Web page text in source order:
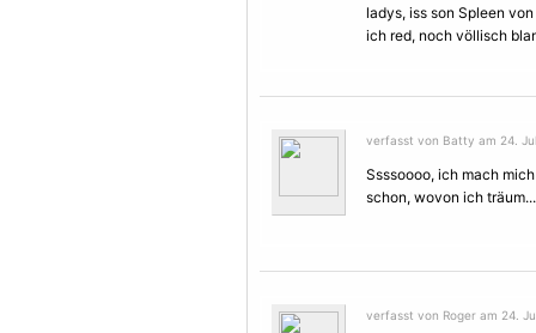
ladys, iss son Spleen
ich red, noch völlisch
verfasst von Batty am 24.
Ssssoooo, ich mach
schon, wovon ich
verfasst von Roger am 24.